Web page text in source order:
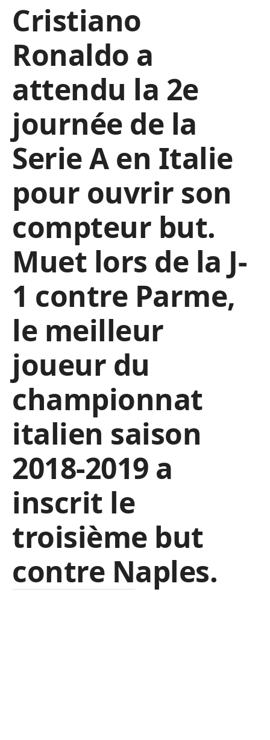
Cristiano
Ronaldo a
attendu la 2e
journée de la
Serie A en Italie
pour ouvrir son
compteur but.
Muet lors de la J-
1 contre Parme,
le meilleur
joueur du
championnat
italien saison
2018-2019 a
inscrit le
troisième but
contre Naples.